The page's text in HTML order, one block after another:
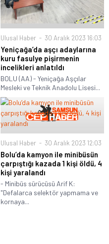
Ulusal Haber 30 Aralık 2023 16:03
Yeniçağa’da aşçı adaylarına
kuru fasulye pişirmenin
incelikleri anlatıldı
BOLU (AA) - Yeniçağa Aşçılar
Mesleki ve Teknik Anadolu Lisesi...
Ulusal Haber 30 Aralık 2023 12:03
Bolu’da kamyon ile minibüsün
çarpıştığı kazada 1 kişi öldü, 4
kişi yaralandı
- Minibüs sürücüsü Arif K:
"Defalarca selektör yapmama ve
kornaya...